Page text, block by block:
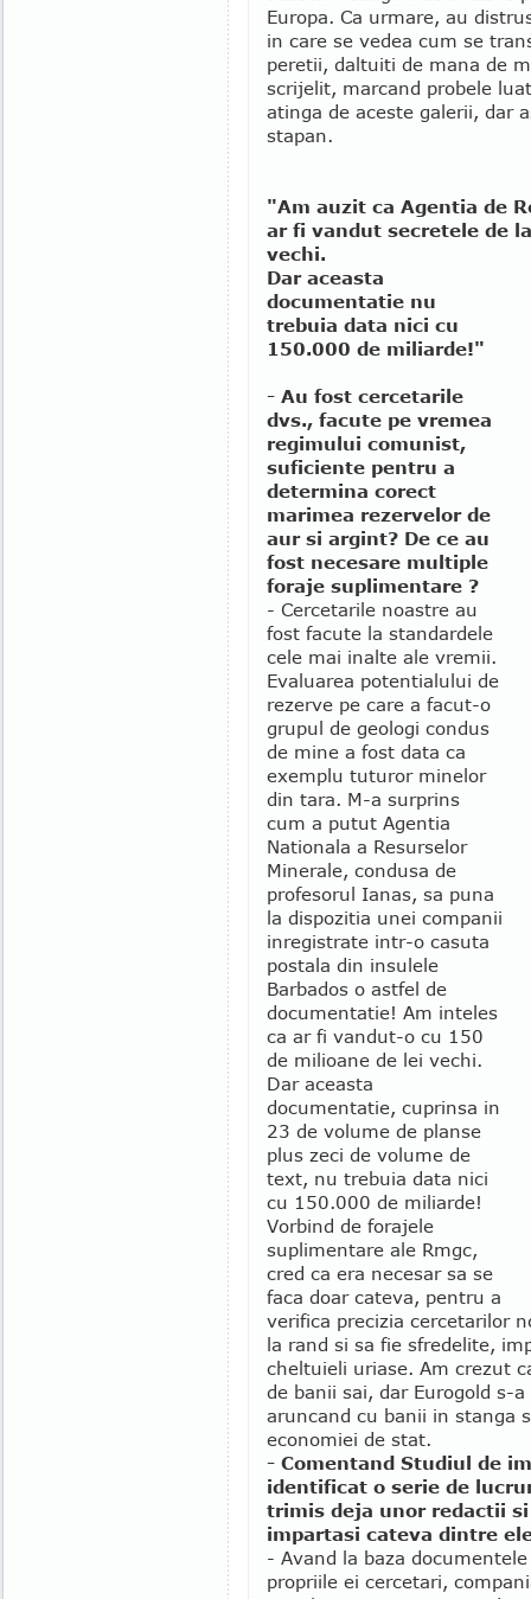
Europa. Ca urmare, au
in care se vedea cum se
peretii, daltuiti de mana de
scrijelit, marcand probele
atinga de aceste galerii, dar
stapan.
"Am auzit ca Agentia de
ar fi vandut secretele de
vechi.
Dar aceasta
documentatie nu
trebuia data nici cu
150.000 de miliarde!"
- Au fost cercetarile
dvs., facute pe vremea
regimului comunist,
suficiente pentru a
determina corect
marimea rezervelor de
aur si argint? De ce au
fost necesare multiple
foraje suplimentare ?
- Cercetarile noastre au
fost facute la standardele
cele mai inalte ale vremii.
Evaluarea potentialului de
rezerve pe care a facut-o
grupul de geologi condus
de mine a fost data ca
exemplu tuturor minelor
din tara. M-a surprins
cum a putut Agentia
Nationala a Resurselor
Minerale, condusa de
profesorul Ianas, sa puna
la dispozitia unei companii
inregistrate intr-o casuta
postala din insulele
Barbados o astfel de
documentatie! Am inteles
ca ar fi vandut-o cu 150
de milioane de lei vechi.
Dar aceasta
documentatie, cuprinsa in
23 de volume de planse
plus zeci de volume de
text, nu trebuia data nici
cu 150.000 de miliarde!
Vorbind de forajele
suplimentare ale Rmgc,
cred ca era necesar sa se
faca doar cateva, pentru a
verifica precizia cercetarilor
la rand si sa fie sfredelite,
cheltuieli uriase. Am crezut
de banii sai, dar Eurogold s-
aruncand cu banii in stanga
economiei de stat.
- Comentand Studiul de
identificat o serie de
trimis deja unor redactii
impartasi cateva dintre
- Avand la baza
propriile ei cercetari,